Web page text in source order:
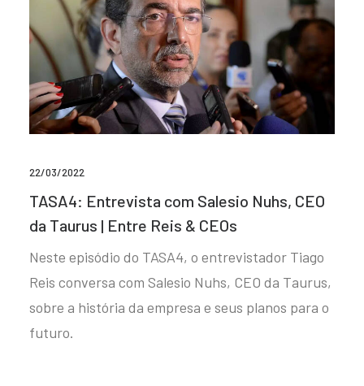
22/03/2022
TASA4: Entrevista com Salesio Nuhs, CEO
da Taurus | Entre Reis & CEOs
Neste episódio do TASA4, o entrevistador Tiago
Reis conversa com Salesio Nuhs, CEO da Taurus,
sobre a história da empresa e seus planos para o
futuro.